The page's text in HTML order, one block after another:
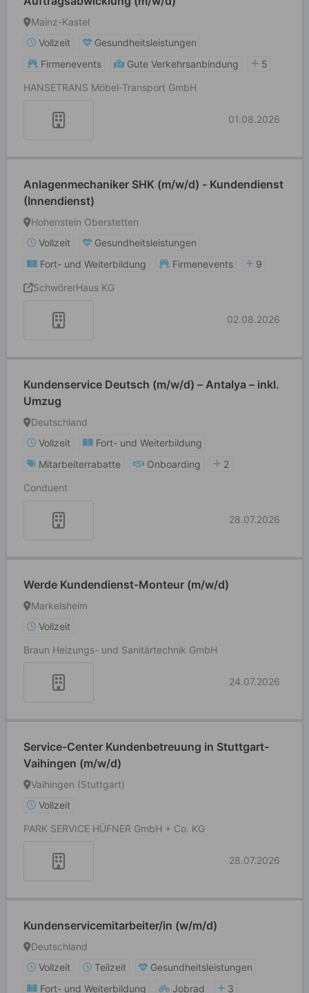
Mainz-Kastel
Vollzeit
Gesundheitsleistungen
Firmenevents
Gute Verkehrsanbindung
5
HANSETRANS Möbel-Transport GmbH
01.08.2026
Anlagenmechaniker SHK (m/w/d) - Kundendienst
(Innendienst)
Hohenstein Oberstetten
Vollzeit
Gesundheitsleistungen
Fort- und Weiterbildung
Firmenevents
9
SchwörerHaus KG
02.08.2026
Kundenservice Deutsch (m/w/d) – Antalya – inkl.
Umzug
Deutschland
Vollzeit
Fort- und Weiterbildung
Mitarbeiterrabatte
Onboarding
2
Conduent
28.07.2026
Werde Kundendienst-Monteur (m/w/d)
Markelsheim
Vollzeit
Braun Heizungs- und Sanitärtechnik GmbH
24.07.2026
Service-Center Kundenbetreuung in Stuttgart-
Vaihingen (m/w/d)
Vaihingen (Stuttgart)
Vollzeit
PARK SERVICE HÜFNER GmbH + Co. KG
28.07.2026
Kundenservicemitarbeiter/in (w/m/d)
Deutschland
Vollzeit
Teilzeit
Gesundheitsleistungen
Fort- und Weiterbildung
Jobrad 3